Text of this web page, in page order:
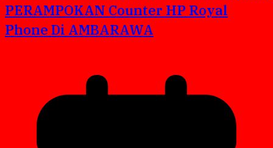
PERAMPOKAN Counter HP Royal
Phone Di AMBARAWA